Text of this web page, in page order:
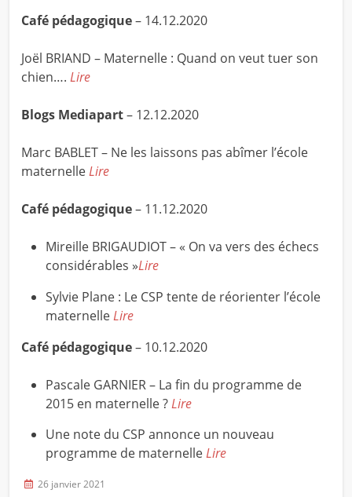
Café pédagogique– 14.12.2020
Joël BRIAND – Maternelle : Quand on veut tuer son
chien…. Lire
Blogs Mediapart– 12.12.2020
Marc BABLET – Ne les laissons pas abîmer l’école
maternelleLire
Café pédagogique– 11.12.2020
Mireille BRIGAUDIOT – « On va vers des échecs
considérables »Lire
Sylvie Plane : Le CSP tente de réorienter l’école
maternelleLire
Café pédagogique– 10.12.2020
Pascale GARNIER – La fin du programme de
2015 en maternelle ?Lire
Une note du CSP annonce un nouveau
programme de maternelleLire
26 janvier 2021